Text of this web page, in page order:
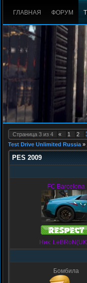
ГЛАВНАЯ ФОРУМ
Страница 3 из 4 « 1 2
Test Drive Unlimited Russia »
PES 2009
FC Barcelona
Ник:
Бомбила